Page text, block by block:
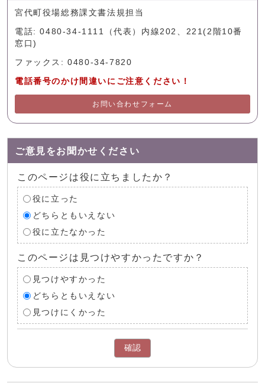
宮代町役場総務課文書法規担当
電話: 0480-34-1111（代表）内線202、221(2階10番
窓口)
ファックス: 0480-34-7820
電話番号のかけ間違いにご注意ください！
お問い合わせフォーム
ご意見をお聞かせください
このページは役に立ちましたか？
役に立った
どちらともいえない
役に立たなかった
このページは見つけやすかったですか？
見つけやすかった
どちらともいえない
見つけにくかった
確認